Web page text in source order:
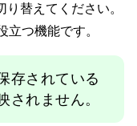
り替えてください。
つ機能です。
存されている
されません。